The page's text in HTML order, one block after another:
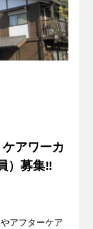
アワーカ
）募集‼
アフターケア